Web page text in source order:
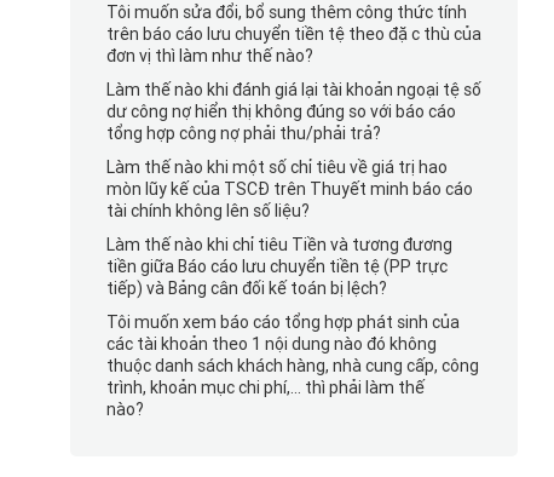
Tôi muốn sửa đổi, bổ sung thêm công thức tính
trên báo cáo lưu chuyển tiền tệ theo đặc thù của
đơn vị thì làm như thế nào?
Làm thế nào khi đánh giá lại tài khoản ngoại tệ số
dư công nợ hiển thị không đúng so với báo cáo
tổng hợp công nợ phải thu/phải trả?
Làm thế nào khi một số chỉ tiêu về giá trị hao
mòn lũy kế của TSCĐ trên Thuyết minh báo cáo
tài chính không lên số liệu?
Làm thế nào khi chỉ tiêu Tiền và tương đương
tiền giữa Báo cáo lưu chuyển tiền tệ (PP trực
tiếp) và Bảng cân đối kế toán bị lệch?
Tôi muốn xem báo cáo tổng hợp phát sinh của
các tài khoản theo 1 nội dung nào đó không
thuộc danh sách khách hàng, nhà cung cấp, công
trình, khoản mục chi phí,… thì phải làm thế
nào?